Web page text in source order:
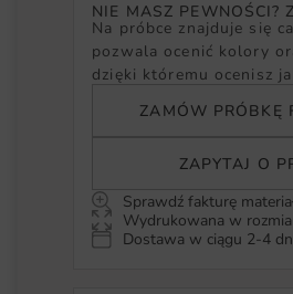
NIE MASZ PEWNOŚCI?
Na próbce znajduje się
pozwala ocenić kolory
dzięki któremu ocenisz
ZAMÓW PRÓBKĘ
ZAPYTAJ O
Sprawdź fakturę
Wydrukowana w
Dostawa w ciągu 2-4